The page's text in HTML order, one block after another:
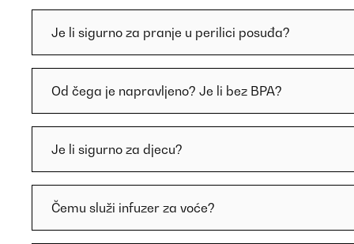
Je li sigurno za pranje u perilici posuđa?
Od čega je napravljeno? Je li bez BPA?
Je li sigurno za djecu?
Čemu služi infuzer za voće?